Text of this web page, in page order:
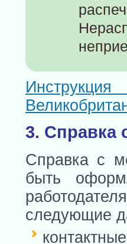
3. Справка
Справка с
быть
следующие